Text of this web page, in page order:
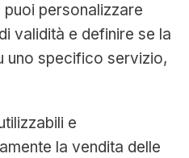
personalizzare
validità e definire se la
uno specifico servizio,
e
la vendita delle